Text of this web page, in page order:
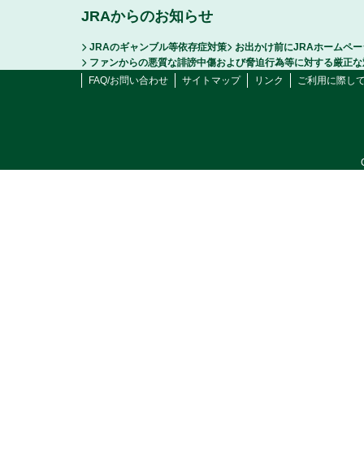
JRAからのお知らせ
JRAのギャンブル等依存症対策
お出かけ前にJRAホームペ
ファンからの悪質な誹謗中傷および脅迫行為等に対する厳正
FAQ/お問い合わせ
サイトマップ リンク ご利用に際し